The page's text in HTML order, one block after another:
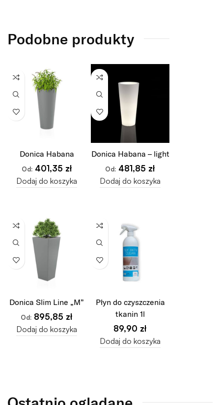
Podobne produkty
Donica Habana
Od: 401,35 zł
Dodaj do koszyka
Donica Habana – light
Od: 481,85 zł
Dodaj do koszyka
Donica Slim Line „M”
Od: 895,85 zł
Dodaj do koszyka
Płyn do czyszczenia
tkanin 1l
89,90 zł
Dodaj do koszyka